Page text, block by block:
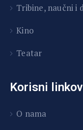
Tribine, naučni i
Kino
Teatar
Korisni
O nama